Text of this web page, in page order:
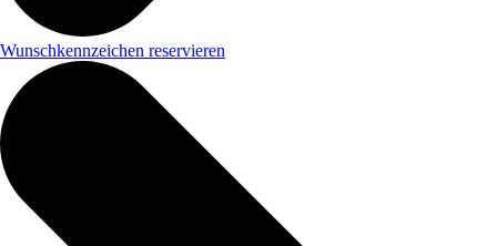
Wunschkennzeichen reservieren